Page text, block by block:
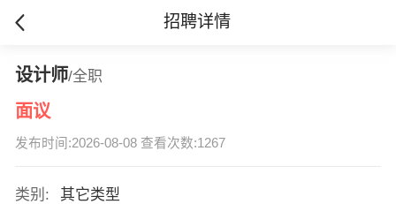
招聘详情
设计师/全职
面议
发布时间:2026-08-08 查看次数:1267
类别:
其它类型